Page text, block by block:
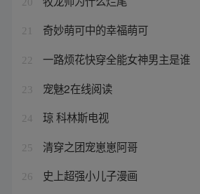
21 奇妙萌可中的幸福萌可
22 一路烦花快穿全能女神男主是谁
23 宠魅2在线阅读
24 琼 科林斯电视
25 清穿之团宠崽崽阿哥
26 史上超强小儿子漫画